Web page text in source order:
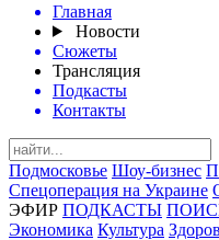
Главная
Новости
Сюжеты
Трансляция
Подкасты
Контакты
Подмосковье Шоу-бизнес
Спецоперация на Украине
ЭФИР ПОДКАСТЫ
Экономика Культура